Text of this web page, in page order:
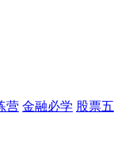
营 金融必学 股票